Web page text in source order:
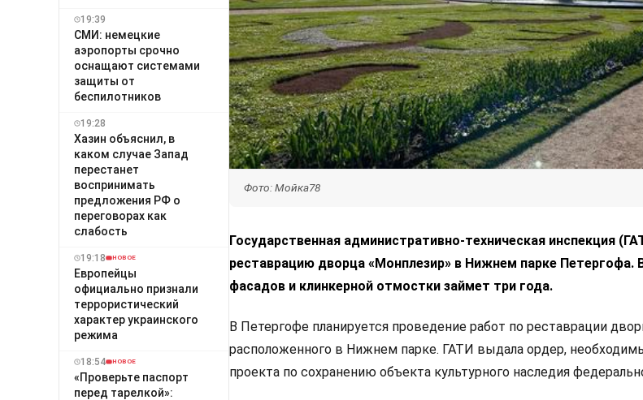
19:39
СМИ: немецкие
аэропорты срочно
оснащают системами
защиты от
беспилотников
19:28
Хазин объяснил, в
каком случае Запад
перестанет
воспринимать
предложения РФ о
переговорах как
слабость
19:18 НОВОЕ
Европейцы
официально признали
террористический
характер украинского
режима
18:54 НОВОЕ
«Проверьте паспорт
перед тарелкой»:
Фото: Мойка78
Государственная административно-техническая инспекция
реставрацию дворца «Монплезир» в Нижнем парке Петергофа.
фасадов и клинкерной отмостки займет три года.
В Петергофе планируется проведение работ по реставрации
расположенного в Нижнем парке. ГАТИ выдала ордер,
проекта по сохранению объекта культурного наследия